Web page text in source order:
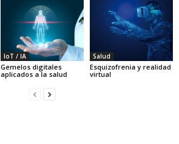
IoT / IA
Gemelos digitales
aplicados a la salud
Salud
Esquizofrenia y realidad
virtual